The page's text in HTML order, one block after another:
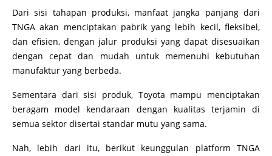
Dari sisi tahapan produksi, manfaat jangka panjang dari
TNGA akan menciptakan pabrik yang lebih kecil, fleksibel,
dan efisien, dengan jalur produksi yang dapat disesuaikan
dengan cepat dan mudah untuk memenuhi kebutuhan
manufaktur yang berbeda.
Sementara dari sisi produk, Toyota mampu menciptakan
beragam model kendaraan dengan kualitas terjamin di
semua sektor disertai standar mutu yang sama.
Nah, lebih dari itu, berikut keunggulan platform TNGA